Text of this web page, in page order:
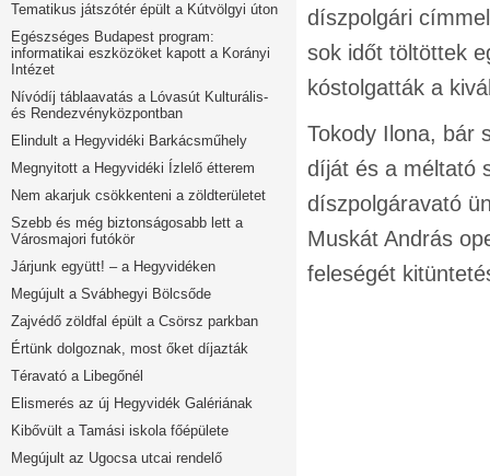
Tematikus játszótér épült a Kútvölgyi úton
Egészséges Budapest program:
informatikai eszközöket kapott a Korányi
Intézet
Nívódíj táblaavatás a Lóvasút Kulturális-
és Rendezvényközpontban
Elindult a Hegyvidéki Barkácsműhely
Megnyitott a Hegyvidéki Ízlelő étterem
Nem akarjuk csökkenteni a zöldterületet
Szebb és még biztonságosabb lett a
Városmajori futókör
Járjunk együtt! – a Hegyvidéken
Megújult a Svábhegyi Bölcsőde
Zajvédő zöldfal épült a Csörsz parkban
Értünk dolgoznak, most őket díjazták
Téravató a Libegőnél
Elismerés az új Hegyvidék Galériának
Kibővült a Tamási iskola főépülete
Megújult az Ugocsa utcai rendelő
díszpolgári
sok időt töltöttek
kóstolgatták a
Tokody Ilona, bár
díját és a méltató
díszpolgáravató
Muskát András
feleségét